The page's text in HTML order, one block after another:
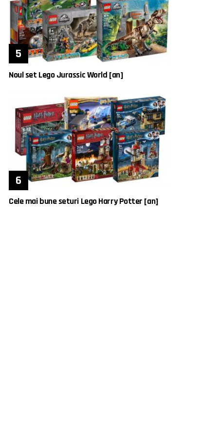
Noul set Lego Jurassic World [an]
Cele mai bune seturi Lego Harry Potter [an]